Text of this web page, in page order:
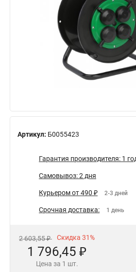
Артикул: Б0055423
Гарантия производителя: 1
Самовывоз: 2 дня
Курьером от 490 ₽ 2-3 дней
Срочная доставка: 1 день
2 603,55 ₽ Скидка 31%
1 796,45 ₽
Цена за 1 шт.